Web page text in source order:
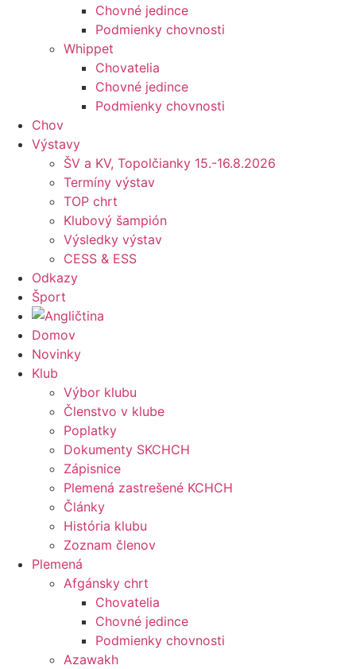
Chovné jedince
Podmienky chovnosti
Whippet
Chovatelia
Chovné jedince
Podmienky chovnosti
Chov
Výstavy
ŠV a KV, Topolčianky 15.-16.8.2026
Termíny výstav
TOP chrt
Klubový šampión
Výsledky výstav
CESS & ESS
Odkazy
Šport
Domov
Novinky
Klub
Výbor klubu
Členstvo v klube
Poplatky
Dokumenty SKCHCH
Zápisnice
Plemená zastrešené KCHCH
Články
História klubu
Zoznam členov
Plemená
Afgánsky chrt
Chovatelia
Chovné jedince
Podmienky chovnosti
Azawakh